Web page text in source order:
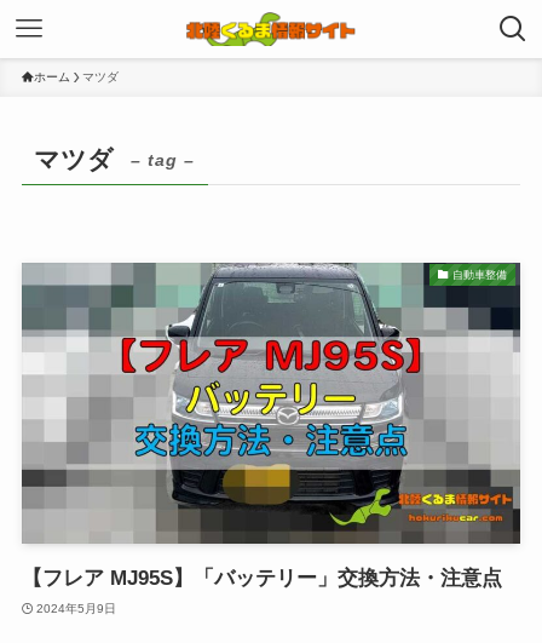
ホーム マツダ
マツダ – tag –
自動車整備
【フレア MJ95S】「バッテリー」交換方法・注意点
2024年5月9日